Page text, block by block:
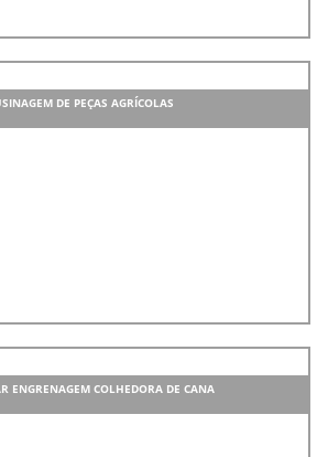
DE PEÇAS AGRÍCOLAS
ENGRENAGEM COLHEDORA DE CANA